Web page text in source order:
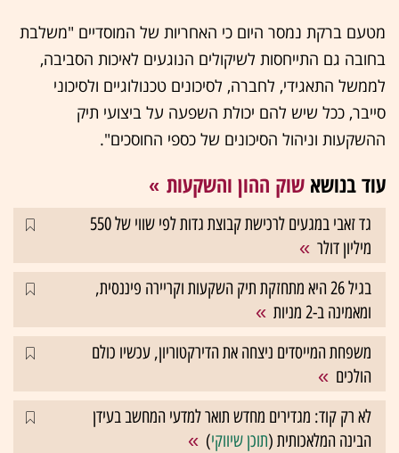
מטעם ברקת נמסר היום כי האחריות של המוסדיים "משלבת
בחובה גם התייחסות לשיקולים הנוגעים לאיכות הסביבה,
לממשל התאגידי, לחברה, לסיכונים טכנולוגיים ולסיכוני
סייבר, ככל שיש להם יכולת השפעה על ביצועי תיק
ההשקעות וניהול הסיכונים של כספי החוסכים".
עוד בנושא שוק ההון והשקעות
גד זאבי במגעים לרכישת קבוצת גדות לפי שווי של 550
מיליון דולר
בגיל 26 היא מתחזקת תיק השקעות וקריירה פיננסית,
ומאמינה ב-2 מניות
משפחת המייסדים ניצחה את הדירקטוריון, עכשיו כולם
הולכים
לא רק קוד: מגדירים מחדש תואר למדעי המחשב בעידן
הבינה המלאכותית (תוכן שיווקי)